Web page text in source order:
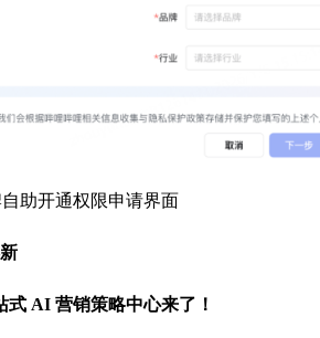
助开通权限申请界面
AI 营销策略中心来了！